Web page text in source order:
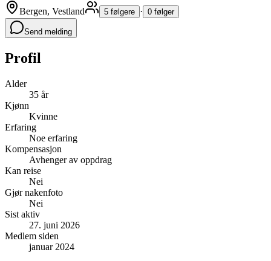
Bergen, Vestland
5 følgere · 0 følger
Send melding
Profil
Alder
35 år
Kjønn
Kvinne
Erfaring
Noe erfaring
Kompensasjon
Avhenger av oppdrag
Kan reise
Nei
Gjør nakenfoto
Nei
Sist aktiv
27. juni 2026
Medlem siden
januar 2024